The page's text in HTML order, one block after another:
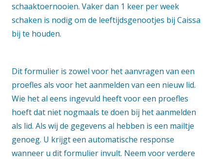
schaaktoernooien. Vaker dan 1 keer per week
schaken is nodig om de leeftijdsgenootjes bij Caissa
bij te houden.
Dit formulier is zowel voor het aanvragen van een
proefles als voor het aanmelden van een nieuw lid.
Wie het al eens ingevuld heeft voor een proefles
hoeft dat niet nogmaals te doen bij het aanmelden
als lid. Als wij de gegevens al hebben is een mailtje
genoeg. U krijgt een automatische response
wanneer u dit formulier invult. Neem voor verdere